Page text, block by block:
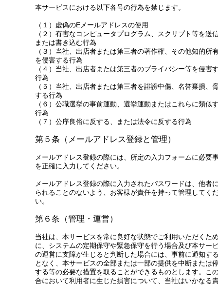
本サービスにおける以下各号の行為を禁じます。
（１）虚偽のEメールアドレスの使用
（２）有害なコンピュータプログラム、スクリプト等を送
または書き込む行為
（３）当社、出店者または第三者の著作権、その他知的所
を侵害する行為
（４）当社、出店者または第三者のプライバシー等を侵害
行為
（５）当社、出店者または第三者を誹謗中傷、名誉棄損、
する行為
（６）公職選挙の事前運動、選挙運動またはこれらに類似
行為
（７）公序良俗に反する、または法令に反する行為
第５条（メールアドレス登録と管理）
メールアドレス登録の際には、所定の入力フォームに必要
を正確に入力してください。
メールアドレス登録の際に入力されたパスワードは、他者
られることのないよう、お客様が責任を持って管理してく
い。
第６条（管理・運営）
当社は、本サービスを常に良好な状態でご利用いただくた
に、システムの定期保守や緊急保守を行う場合及び本サー
の運営に支障が生じると判断した場合には、事前に通知す
となく、本サービスの全部または一部の提供を中断または
する等の必要な措置を取ることができるものとします。こ
合において利用者に生じた損害について、当社はいかなる